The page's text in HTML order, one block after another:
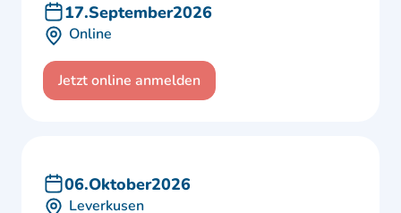
17.September2026
Online
Jetzt online anmelden
06.Oktober2026
Leverkusen